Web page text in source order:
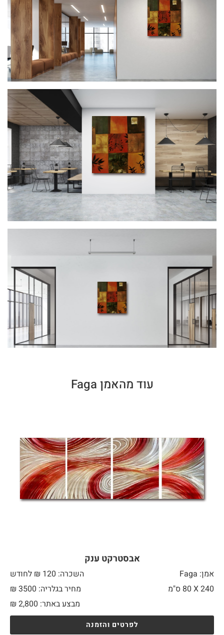
עוד מהאמן Faga
אבסטרקט ענק
אמן: Faga
השכרה: 120 ₪ לחודש
240 X
מחיר בגלריה: 3500 ₪
מבצע באתר:
₪ 2,800
לפרטים והזמנה